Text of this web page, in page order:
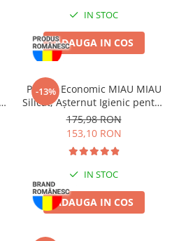
IN STOC
ADAUGA IN COS
-13%
Pachet Economic MIAU MIAU
Silicat, Așternut Igienic pentru
Pisică, Maxi, 2x15L
175,98 RON
153,10 RON
IN STOC
ADAUGA IN COS